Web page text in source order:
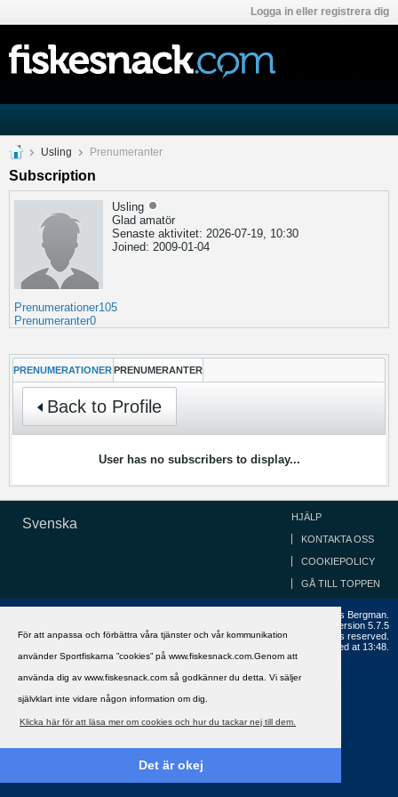
För att anpassa och förbättra våra tjänster och vår kommunikation
använder Sportfiskarna ”cookies” på www.fiskesnack.com.Genom att
använda dig av www.fiskesnack.com så godkänner du detta. Vi säljer
självklart inte vidare någon information om dig.
Klicka här för att läsa mer om cookies och hur du tackar nej till dem.
Det är okej
Logga in eller registrera dig
Usling Prenumeranter
Subscription
Usling
Glad amatör
Senaste aktivitet: 2026-07-19, 10:30
Joined: 2009-01-04
Prenumerationer105
Prenumeranter0
PRENUMERATIONER PRENUMERANTER
Back to Profile
User has no subscribers to display...
Svenska HJÄLP
KONTAKTA OSS
COOKIEPOLICY
GÅ TILL TOPPEN
Copyright ©2002 - 2021, FiskeSnack.com. Grundad 2002 av Anders Bergman.
Version 5.7.5
Copyright © 2026 MH Sub I, LLC dba vBulletin. All rights reserved.
All times are GMT+1. This page was generated at 13:48.